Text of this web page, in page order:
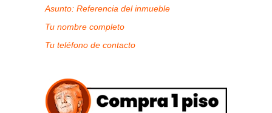
Asunto: Referencia del inmueble
Tu nombre completo
Tu teléfono de contacto